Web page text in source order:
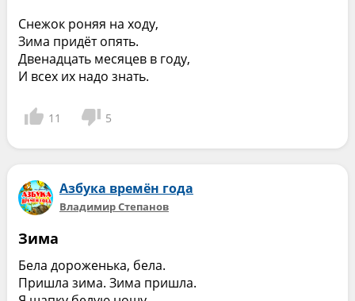
Снежок роняя на ходу,
Зима придёт опять.
Двенадцать месяцев в году,
И всех их надо знать.
11 5
Азбука времён года
Владимир Степанов
Зима
Бела дороженька, бела.
Пришла зима. Зима пришла.